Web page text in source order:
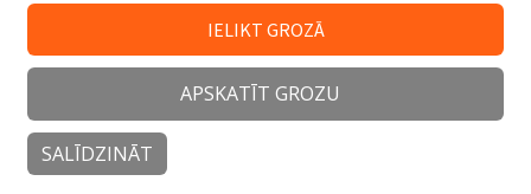
IELIKT GROZĀ
APSKATĪT GROZU
SALĪDZINĀT